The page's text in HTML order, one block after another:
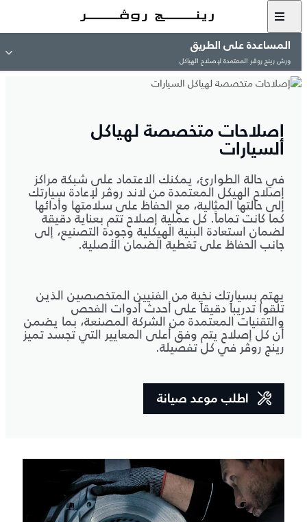
المساعدة على الطريق
ورش رينج روڤر المعتمدة لإصلاح الهياكل
إصلاحات متخصصة لهياكل
السيارات
في حالة الطوارئ، يمكنك الاعتماد على شبكة مراكز
إصلاح الهيكل المعتمدة من لاند روڤر لإعادة سيارتك
إلى حالتها المثالية، مع الحفاظ على سلامتها وأدائها
كما كانت تماماً. كل عملية إصلاح تتم بعناية دقيقة
لضمان استعادة البنية الهيكلية وجودة التصنيع، إلى
جانب الحفاظ على تغطية الضمان الأصلية.
يهتم بسيارتك نخبة من الفنيين المتخصصين الذين
تلقوا تدريباً دقيقاً على أحدث أدوات الفحص
والتقنيات المعتمدة من الشركة المصنعة، بما يضمن
أن كل إصلاح يتم وفق أعلى المعايير التي تجسد تميز
رينج روڤر في كل تفصيلة.
اطلب موعد صيانة